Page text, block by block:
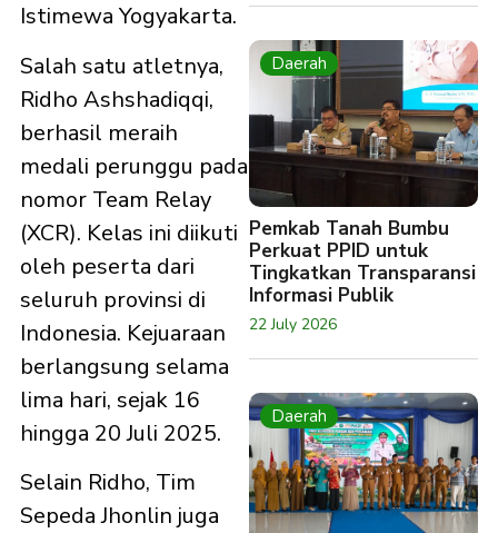
Istimewa Yogyakarta.
Salah satu atletnya,
Ridho Ashshadiqqi,
berhasil meraih
medali perunggu pada
nomor Team Relay
(XCR). Kelas ini diikuti
oleh peserta dari
seluruh provinsi di
Indonesia. Kejuaraan
berlangsung selama
lima hari, sejak 16
hingga 20 Juli 2025.
Selain Ridho, Tim
Sepeda Jhonlin juga
Daerah
Pemkab Tanah Bumbu
Perkuat PPID untuk
Tingkatkan Transparansi
Informasi Publik
22 July 2026
Daerah